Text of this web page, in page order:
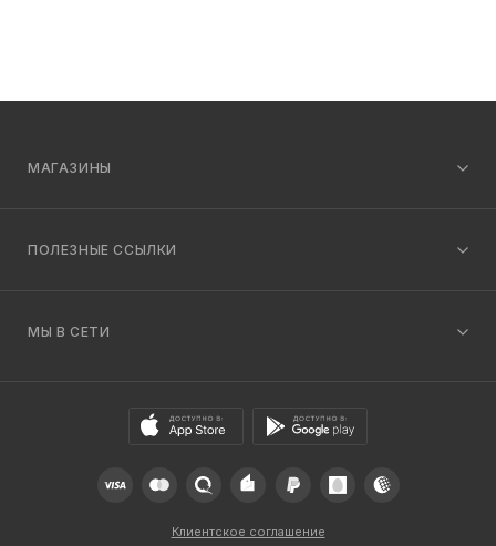
МАГАЗИНЫ
ПОЛЕЗНЫЕ ССЫЛКИ
МЫ В СЕТИ
Клиентское соглашение